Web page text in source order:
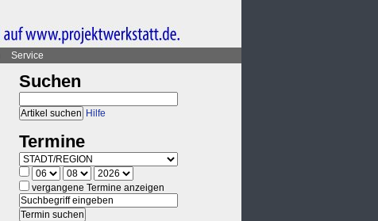
Service
Suchen
Hilfe
Termine
vergangene Termine anzeigen